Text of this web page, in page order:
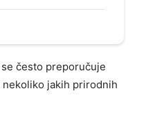
često preporučuje
jakih prirodnih